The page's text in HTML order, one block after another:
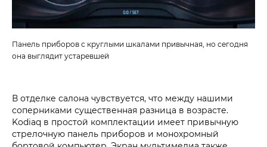
Панель приборов с круглыми шкалами привычная, но сегодня
она выглядит устаревшей
В отделке салона чувствуется, что между нашими
соперниками существенная разница в возрасте.
Kodiaq в простой комплектации имеет привычную
стрелочную панель приборов и монохромный